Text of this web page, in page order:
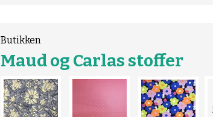
Butikken
Maud og Carlas stoffer